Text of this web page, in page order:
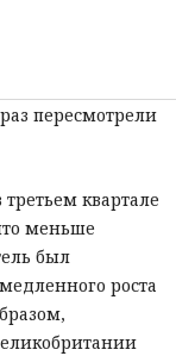
пересмотрели
квартале
меньше
был
роста